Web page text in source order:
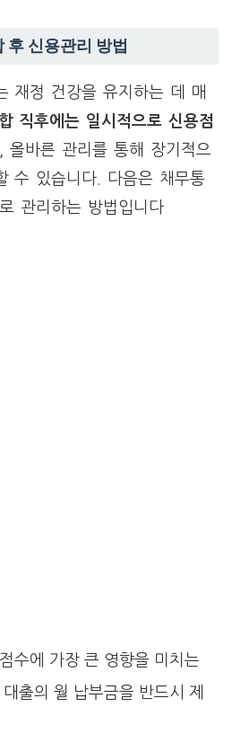
후 신용관리 방법
재정 건강을 유지하는 데 매
직후에는 일시적으로 신용점
, 올바른 관리를 통해 장기적으
수 있습니다. 다음은 채무통
관리하는 방법입니다
수에 가장 큰 영향을 미치는
출의 월 납부금을 반드시 제